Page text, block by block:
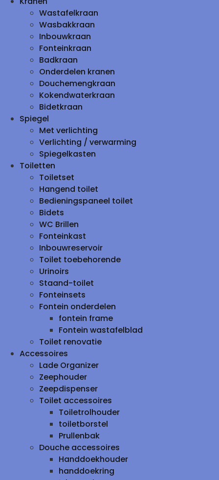
Wastafelkraan
Wasbakkraan
Inbouwkraan
Fonteinkraan
Badkraan
Onderdelen kranen
Douchemengkraan
Kokendwaterkraan
Bidetkraan
Spiegel
Met verlichting
Verlichting / verwarming
Spiegelkasten
Toiletten
Toiletset
Hangend toilet
Bedieningspaneel toilet
Bidets
WC Brillen
Fonteinkast
Inbouwreservoir
Toilet toebehorende
Urinoirs
Staand-toilet
Fonteinsets
Fontein onderdelen
fontein frame
Fontein wastafelblad
Toilet renovatie
Accessoires
Lade Organizer
Zeephouder
Zeepdispenser
Toilet accessoires
Toiletrolhouder
toiletborstel
Prullenbak
Douche accessoires
Handdoekhouder
handdoekring